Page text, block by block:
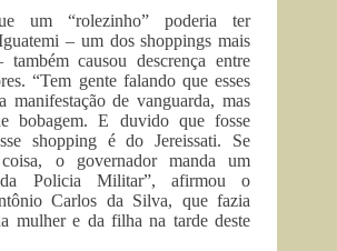
um “rolezinho” poderia ter
– um dos shoppings mais
causou descrença entre
“Tem gente falando que esses
manifestação de vanguarda, mas
bobagem. E duvido que fosse
shopping é do Jereissati. Se
o governador manda um
Policia Militar”, afirmou o
Carlos da Silva, que fazia
mulher e da filha na tarde deste